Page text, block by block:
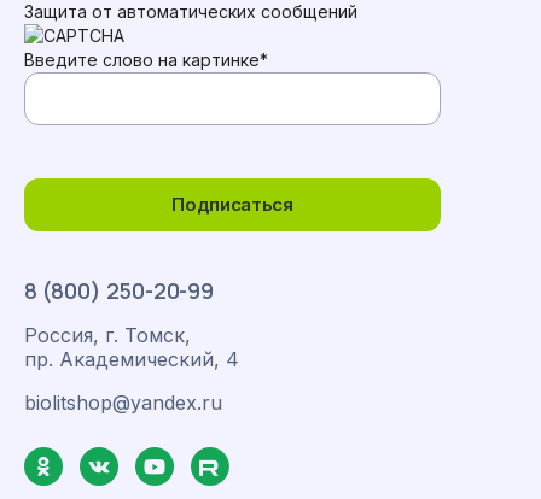
8 (800) 250-20-99
Россия, г. Томск,
пр. Академический, 4
biolitshop@yandex.ru
Подписаться
Защита от автоматических сообщений
Введите слово на картинке*